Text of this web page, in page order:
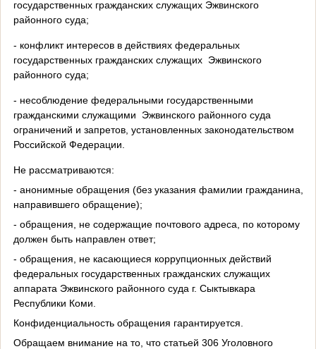
государственных гражданских служащих Эжвинского
районного суда;
- конфликт интересов в действиях федеральных
государственных гражданских служащих Эжвинского
районного суда;
- несоблюдение федеральными государственными
гражданскими служащими Эжвинского районного суда
ограничений и запретов, установленных законодательством
Российской Федерации.
Не рассматриваются:
- анонимные обращения (без указания фамилии гражданина,
направившего обращение);
- обращения, не содержащие почтового адреса, по которому
должен быть направлен ответ;
- обращения, не касающиеся коррупционных действий
федеральных государственных гражданских служащих
аппарата Эжвинского районного суда г. Сыктывкара
Республики Коми.
Конфиденциальность обращения гарантируется.
Обращаем внимание на то, что статьей 306 Уголовного